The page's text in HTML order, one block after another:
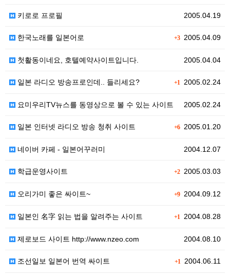
2005.04.19
키로로 프로필
+32005.04.09
한국노래를 일본어로
2005.04.04
첫활동이네요, 호텔예약사이트입니다.
+1 2005.02.24
일본 라디오 방송프로인데.. 들리세요?
2005.02.24
요미우리TV뉴스를 동영상으로 볼 수 있는 사이트
+62005.01.20
일본 인터넷 라디오 방송 청취 사이트
2004.12.07
네이버 카페 - 일본어꾸러미
+22005.03.03
학급운영사이트
+92004.09.12
오리가미 좋은 싸이트~
+1 2004.08.28
일본인 名字 읽는 법을 알려주는 사이트
2004.08.10
제로보드 사이트 http://www.nzeo.com
+1 2004.06.11
조선일보 일본어 번역 싸이트